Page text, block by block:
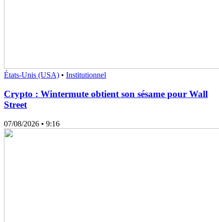
États-Unis (USA) • Institutionnel
Crypto : Wintermute obtient son sésame pour Wall
Street
07/08/2026 • 9:16